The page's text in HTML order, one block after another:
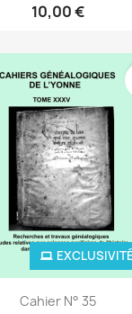
10,00 €
Cahier N° 35